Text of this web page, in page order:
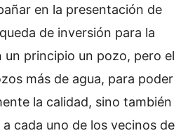
en la presentación de
de inversión para la
principio un pozo, pero el
más de agua, para poder
la calidad, sino también
cada uno de los vecinos de